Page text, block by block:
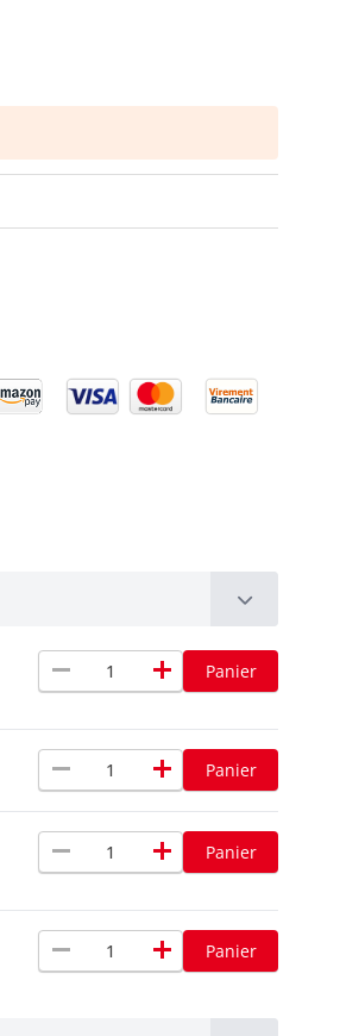
remove add Panier
remove add Panier
remove add Panier
remove add Panier